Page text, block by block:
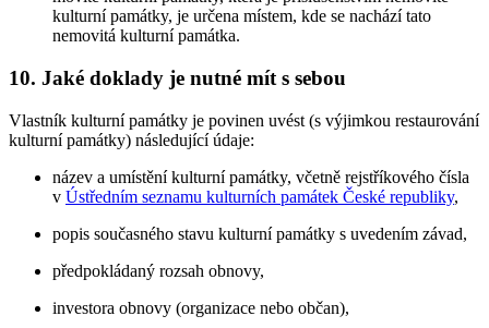
kulturní památky, je určena místem, kde se nachází tato
nemovitá kulturní památka.
10. Jaké doklady je nutné mít s sebou
Vlastník kulturní památky je povinen uvést (s výjimkou restaurování
kulturní památky) následující údaje:
název a umístění kulturní památky, včetně rejstříkového čísla
v Ústředním seznamu kulturních památek České republiky,
popis současného stavu kulturní památky s uvedením závad,
předpokládaný rozsah obnovy,
investora obnovy (organizace nebo občan),